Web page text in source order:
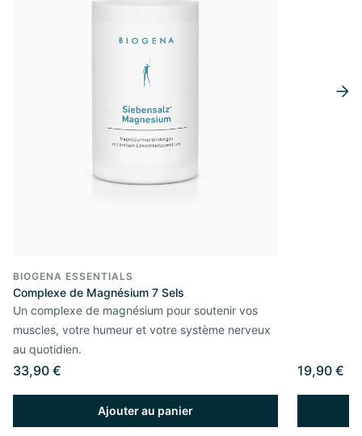
BIOGENA ESSENTIALS
Complexe de Magnésium 7 Sels
Un complexe de magnésium pour soutenir vos
muscles, votre humeur et votre système nerveux
au quotidien.
33,90 €
Ajouter au panier
19,90 €